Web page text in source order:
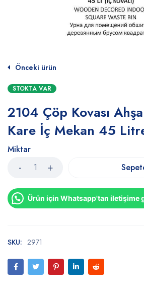
Önceki ürün
STOKTA VAR
2104 Çöp Kovası
Kare İç Mekan 45
Miktar
Ürün için Whatsapp'tan iletişime
SKU: 2971